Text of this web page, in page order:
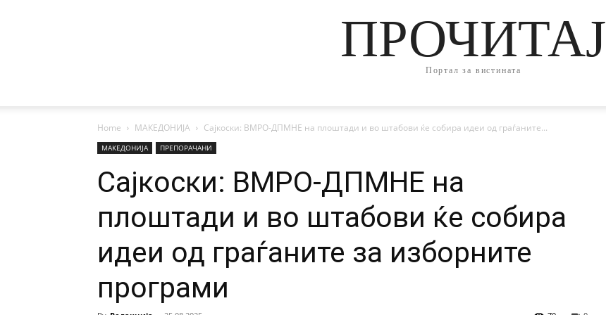
ПРОЧИТАЈ
Портал за вистината
Home МАКЕДОНИЈА Сајкоски: ВМРО-ДПМНЕ на плоштади и во штабови ќе собира идеи од граѓаните...
МАКЕДОНИЈА ПРЕПОРАЧАНИ
Сајкоски: ВМРО-ДПМНЕ на
плоштади и во штабови ќе собира
идеи од граѓаните за изборните
програми